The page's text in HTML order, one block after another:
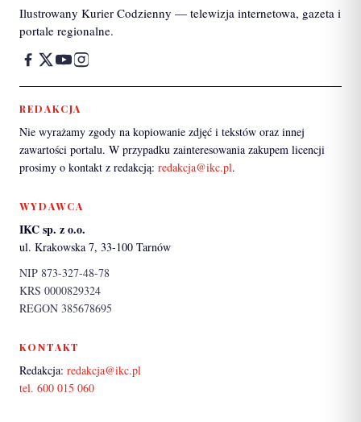
Ilustrowany Kurier Codzienny — telewizja internetowa, gazeta i
portale regionalne.
REDAKCJA
Nie wyrażamy zgody na kopiowanie zdjęć i tekstów oraz innej
zawartości portalu. W przypadku zainteresowania zakupem licencji
prosimy o kontakt z redakcją: redakcja@ikc.pl.
WYDAWCA
IKC sp. z o.o.
ul. Krakowska 7, 33-100 Tarnów
NIP 873-327-48-78
KRS 0000829324
REGON 385678695
KONTAKT
Redakcja: redakcja@ikc.pl
tel. 600 015 060